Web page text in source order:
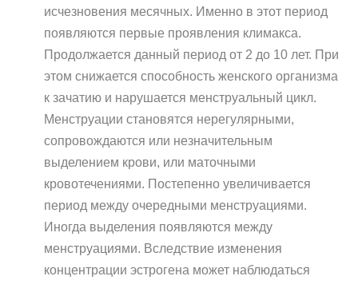
исчезновения месячных. Именно в этот период
появляются первые проявления климакса.
Продолжается данный период от 2 до 10 лет. При
этом снижается способность женского организма
к зачатию и нарушается менструальный цикл.
Менструации становятся нерегулярными,
сопровождаются или незначительным
выделением крови, или маточными
кровотечениями. Постепенно увеличивается
период между очередными менструациями.
Иногда выделения появляются между
менструациями. Вследствие изменения
концентрации эстрогена может наблюдаться